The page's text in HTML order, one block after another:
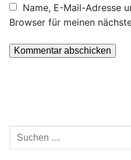
Name, E-Mail-Adresse
Browser für meinen
Suchen
nach: